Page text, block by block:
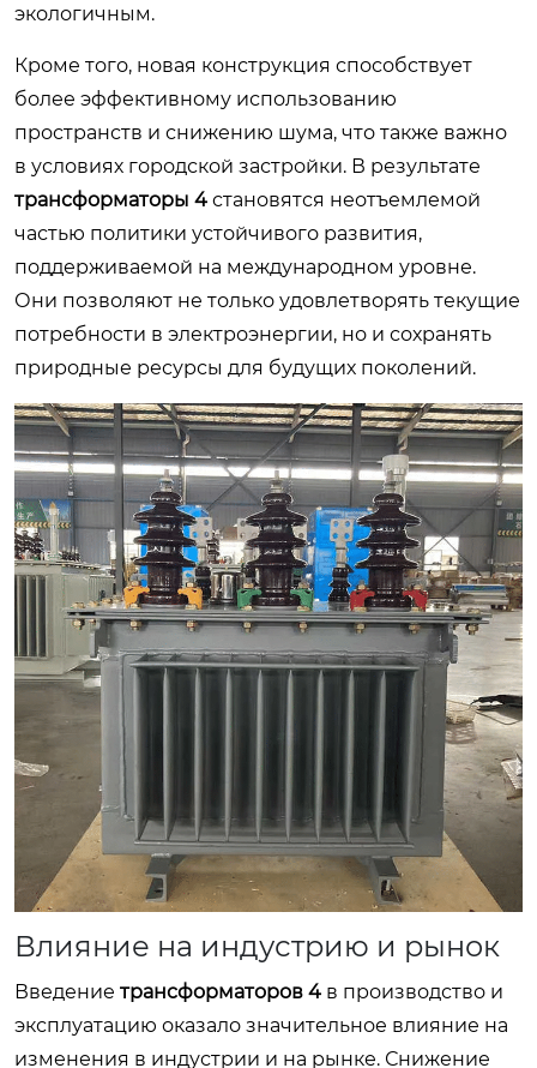
экологичным.
Кроме того, новая конструкция способствует
более эффективному использованию
пространств и снижению шума, что также важно
в условиях городской застройки. В результате
трансформаторы 4 становятся неотъемлемой
частью политики устойчивого развития,
поддерживаемой на международном уровне.
Они позволяют не только удовлетворять текущие
потребности в электроэнергии, но и сохранять
природные ресурсы для будущих поколений.
Влияние на индустрию и рынок
Введение трансформаторов 4 в производство и
эксплуатацию оказало значительное влияние на
изменения в индустрии и на рынке. Снижение